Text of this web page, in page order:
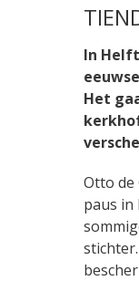
In
Het
Otto de
paus in